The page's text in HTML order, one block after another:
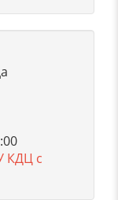
КДЦ с